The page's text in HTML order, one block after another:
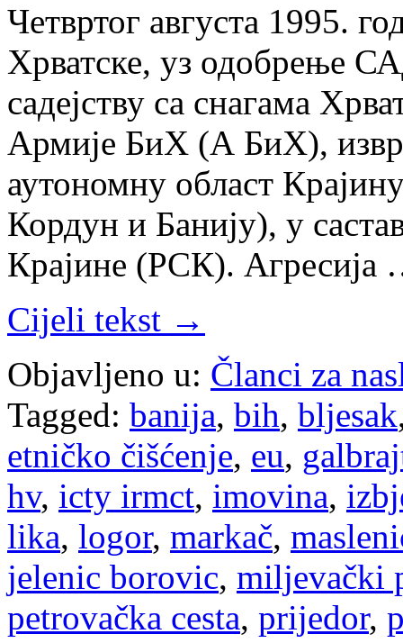
Четвртог августа 1995.
Хрватске, уз одобрење
садејству са снагама
Армије БиХ (А БиХ),
аутономну област
Кордун и Банију), у
Крајине (РСК). Агресија
Cijeli tekst →
Objavljeno u: Članci za
Tagged: banija, bih, bljesak
etničko čišćenje, eu,
hv, icty irmct, imovina,
lika, logor, markač,
jelenic borovic, miljevački
petrovačka cesta, prijedor,